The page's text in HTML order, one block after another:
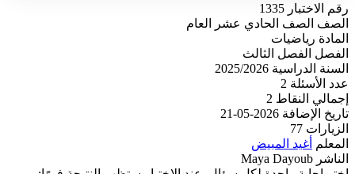
رقم الاختبار 1335
الصف
الصف الحادي عشر العام
المادة رياضيات
الفصل
الفصل الثالث
السنة الدراسية 2025/2026
عدد الأسئلة 2
إجمالي النقاط 2
تاريخ الإضافة 2026-05-21
الزيارات 77
المعلم
أغيد المبيض
الناشر Maya Dayoub